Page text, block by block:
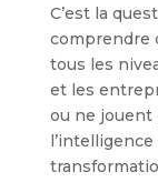
C’est la
comprendre
tous les
et les
ou ne jouent